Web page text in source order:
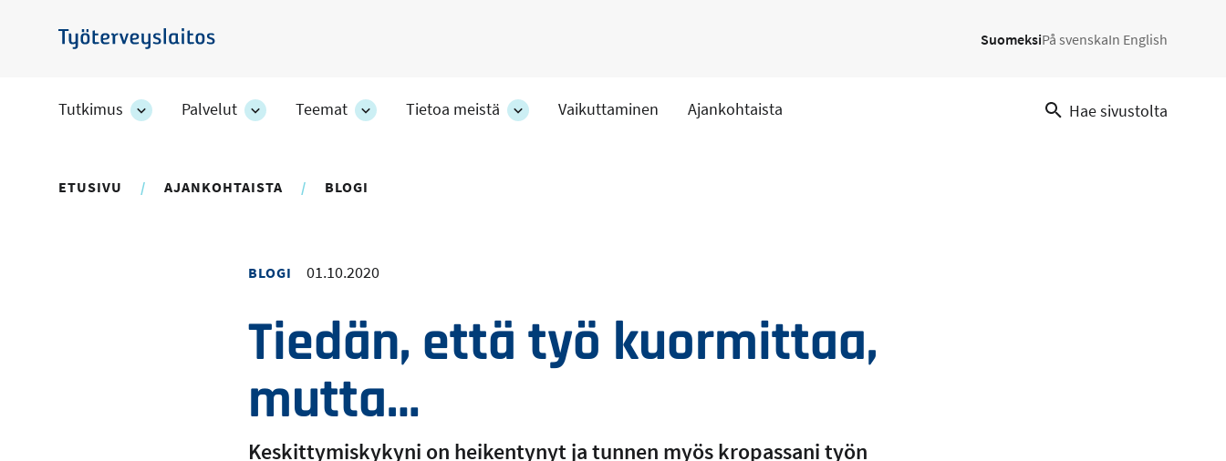
pääsisältöön
Työterveyslaitos
SuomeksiPå svenskaIn English
Tutkimus
TutkimusPalvelut
PalvelutTeemat
TeematTietoa meistä
TietoaVaikuttaminen Ajankohtaista Hae sivustolta
ETUSIVU AJANKOHTAISTA BLOGI
BLOGI 01.10.2020
Tiedän, että työ kuormittaa,
mutta…
Keskittymiskykyni on heikentynyt ja tunnen myös kropassani työn